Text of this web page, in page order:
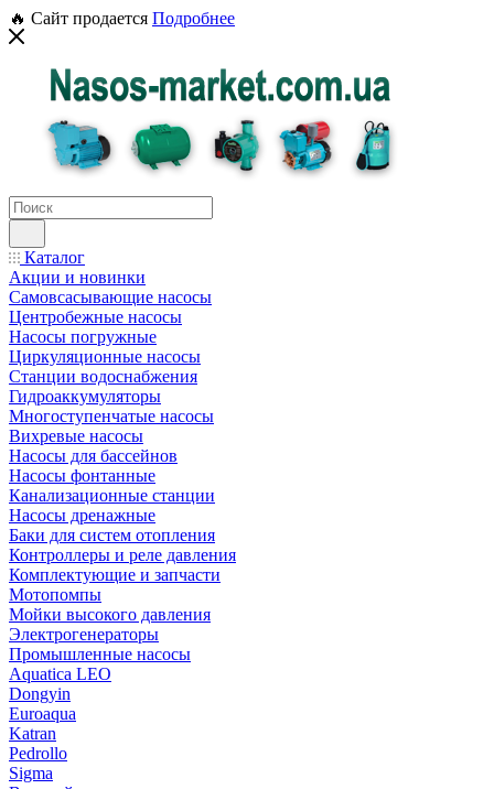
🔥 Сайт продается Подробнее
Каталог
Акции и новинки
Самовсасывающие насосы
Центробежные насосы
Насосы погружные
Циркуляционные насосы
Станции водоснабжения
Гидроаккумуляторы
Многоступенчатые насосы
Вихревые насосы
Насосы для бассейнов
Насосы фонтанные
Канализационные станции
Насосы дренажные
Баки для систем отопления
Контроллеры и реле давления
Комплектующие и запчасти
Мотопомпы
Мойки высокого давления
Электрогенераторы
Промышленные насосы
Aquatica LEO
Dongyin
Euroaqua
Katran
Pedrollo
Sigma